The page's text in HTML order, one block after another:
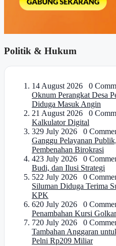
Politik & Hukum
14 August 2026 0
Oknum Perangkat Desa
Diduga Masuk Angin
21 August 2026 0
Kalkulator Digital
329 July 2026 0
Ganggu Pelayanan
Pembenahan Birokrasi
423 July 2026 0
Budi, dan Ilusi Strategi
522 July 2026 0
Siluman Diduga Terima
KPK
620 July 2026 0
Penambahan Kursi
720 July 2026 0
Tambahan Anggaran
Pelni Rp209 Miliar